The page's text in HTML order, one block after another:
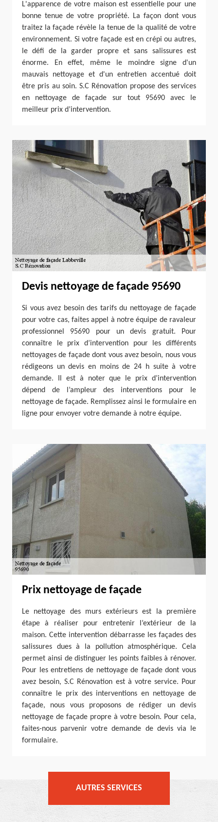
L'apparence de votre maison est essentielle pour une
bonne tenue de votre propriété. La façon dont vous
traitez la façade révèle la tenue de la qualité de votre
environnement. Si votre façade est en crépi ou autres,
le défi de la garder propre et sans salissures est
énorme. En effet, même le moindre signe d'un
mauvais nettoyage et d'un entretien accentué doit
être pris au soin. S.C Rénovation propose des services
en nettoyage de façade sur tout 95690 avec le
meilleur prix d’intervention.
Devis nettoyage de façade 95690
Si vous avez besoin des tarifs du nettoyage de façade
pour votre cas, faites appel à notre équipe de ravaleur
professionnel 95690 pour un devis gratuit. Pour
connaître le prix d’intervention pour les différents
nettoyages de façade dont vous avez besoin, nous vous
rédigeons un devis en moins de 24 h suite à votre
demande. Il est à noter que le prix d’intervention
dépend de l’ampleur des interventions pour le
nettoyage de façade. Remplissez ainsi le formulaire en
ligne pour envoyer votre demande à notre équipe.
Prix nettoyage de façade
Le nettoyage des murs extérieurs est la première
étape à réaliser pour entretenir l’extérieur de la
maison. Cette intervention débarrasse les façades des
salissures dues à la pollution atmosphérique. Cela
permet ainsi de distinguer les points faibles à rénover.
Pour les entretiens de nettoyage de façade dont vous
avez besoin, S.C Rénovation est à votre service. Pour
connaître le prix des interventions en nettoyage de
façade, nous vous proposons de rédiger un devis
nettoyage de façade propre à votre besoin. Pour cela,
faites-nous parvenir votre demande de devis via le
formulaire.
AUTRES SERVICES